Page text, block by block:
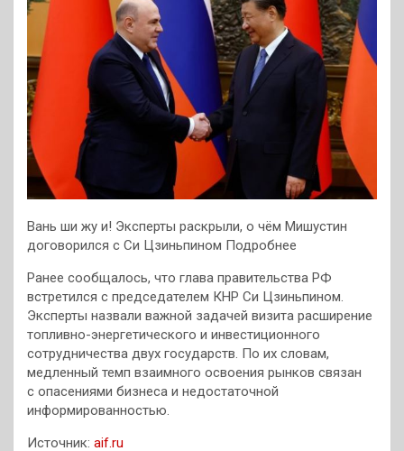
Вань ши жу и! Эксперты раскрыли, о чём Мишустин
договорился с Си Цзиньпином Подробнее
Ранее сообщалось, что глава правительства РФ
встретился с председателем КНР Си Цзиньпином.
Эксперты назвали важной задачей визита расширение
топливно-энергетического и инвестиционного
сотрудничества двух государств. По их словам,
медленный темп взаимного освоения рынков связан
с опасениями бизнеса и недостаточной
информированностью.
Источник: aif.ru